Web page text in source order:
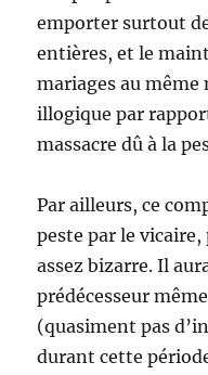
emporter surtout
entières, et le
mariages au même
illogique par
massacre dû à la
Par ailleurs, ce
peste par le
assez bizarre. Il
prédécesseur
(quasiment pas
durant cette